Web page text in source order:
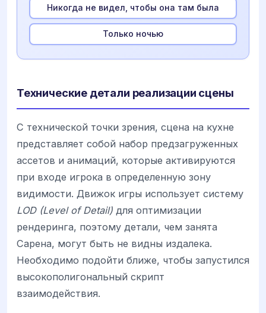
Никогда не видел, чтобы она там была
Только ночью
Технические детали реализации сцены
С технической точки зрения, сцена на кухне
представляет собой набор предзагруженных
ассетов и анимаций, которые активируются
при входе игрока в определенную зону
видимости. Движок игры использует систему
LOD (Level of Detail) для оптимизации
рендеринга, поэтому детали, чем занята
Сарена, могут быть не видны издалека.
Необходимо подойти ближе, чтобы запустился
высокополигональный скрипт
взаимодействия.